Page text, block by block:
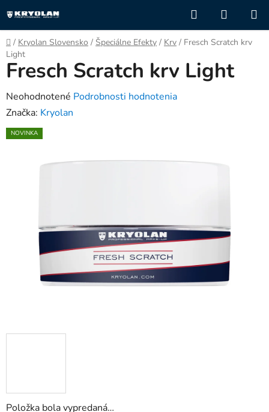
na
obsah
Hľadať
KOŠÍK
Domov
/ Kryolan Slovensko / Špeciálne Efekty / Krv / Fresch Scratch krv
Light
Položka bola vypredaná…
Fresch Scratch krv Light
Priemerné
hodnotenie
produktu
Neohodnotené Podrobnosti hodnotenia
Značka: Kryolan
NOVINKA